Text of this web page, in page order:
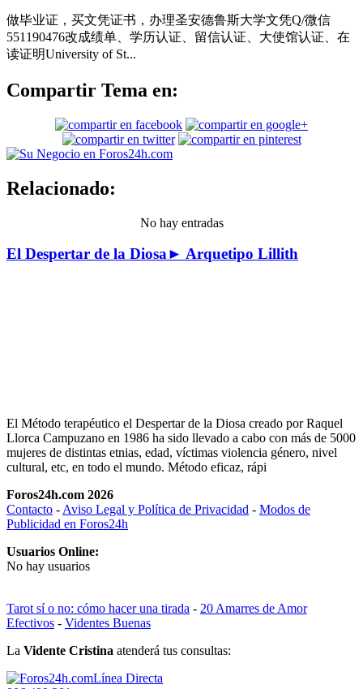
做毕业证，买文凭证书，办理圣安德鲁斯大学文凭Q/微信
551190476改成绩单、学历认证、留信认证、大使馆认证、在
读证明University of St...
Compartir Tema en:
Relacionado:
No hay entradas
El Despertar de la Diosa► Arquetipo Lillith
El Método terapéutico el Despertar de la Diosa creado por Raquel
Llorca Campuzano en 1986 ha sido llevado a cabo con más de 5000
mujeres de distintas etnias, edad, víctimas violencia género, nivel
cultural, etc, en todo el mundo. Método eficaz, rápi
Foros24h.com 2026
Contacto - Aviso Legal y Política de Privacidad - Modos de
Publicidad en Foros24h
Usuarios Online:
No hay usuarios
Tarot sí o no: cómo hacer una tirada - 20 Amarres de Amor
Efectivos - Videntes Buenas
La Vidente Cristina atenderá tus consultas:
Línea Directa